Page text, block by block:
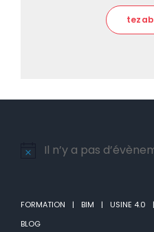
Notice
Il n’y a pas
FORMATION BIM USINE 4.0
BLOG